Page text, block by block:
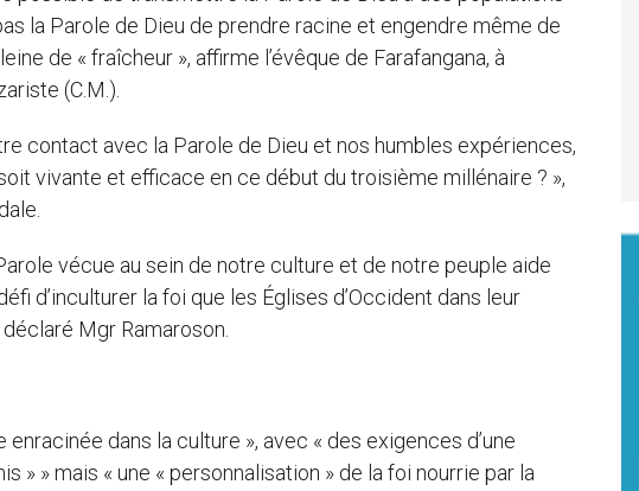
la Parole de Dieu de prendre racine et engendre même de
de « fraîcheur », affirme l’évêque de Farafangana, à
(C.M.).
contact avec la Parole de Dieu et nos humbles expériences,
vivante et efficace en ce début du troisième millénaire ? »,
vécue au sein de notre culture et de notre peuple aide
d’inculturer la foi que les Églises d’Occident dans leur
Mgr Ramaroson.
enracinée dans la culture », avec « des exigences d’une
» » mais « une « personnalisation » de la foi nourrie par la